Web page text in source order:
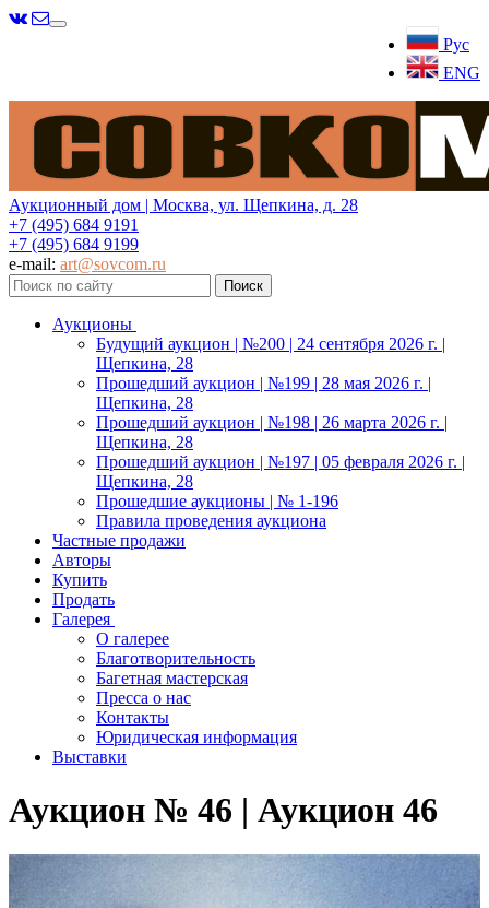
Рус
ENG
Меню
Аукционный дом | Москва, ул. Щепкина, д. 28
+7 (495) 684 9191
+7 (495) 684 9199
e-mail: art@sovcom.ru
Аукционы
Будущий аукцион | №200 | 24 сентября 2026 г. |
Щепкина, 28
Прошедший аукцион | №199 | 28 мая 2026 г. |
Щепкина, 28
Прошедший аукцион | №198 | 26 марта 2026 г. |
Щепкина, 28
Прошедший аукцион | №197 | 05 февраля 2026 г. |
Щепкина, 28
Прошедшие аукционы | № 1-196
Правила проведения аукциона
Частные продажи
Авторы
Купить
Продать
Галерея
О галерее
Благотворительность
Багетная мастерская
Пресса о нас
Контакты
Юридическая информация
Выставки
Аукцион № 46 | Аукцион 46